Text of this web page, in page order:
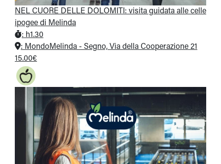
NEL CUORE DELLE DOLOMITI: visita guidata alle celle
ipogee di Melinda
: h1.30
: MondoMelinda - Segno, Via della Cooperazione 21
15.00€